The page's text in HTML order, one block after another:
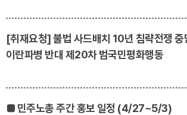
[취재요청] 불법 사드배치 10년 침략전쟁 중
이란파병 반대 제20차 범국민평화행동
■ 민주노총 주간 홍보 일정 (4/27~5/3)